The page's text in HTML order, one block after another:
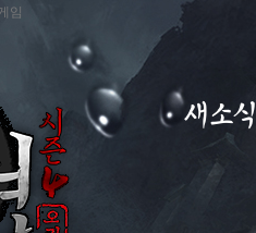
새소
공지사항